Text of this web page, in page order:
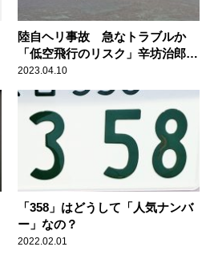
陸自ヘリ事故 急なトラブルか
「低空飛行のリスク」辛坊治郎が
解説
2023.04.10
「358」はどうして「人気ナンバ
ー」なの？
2022.02.01